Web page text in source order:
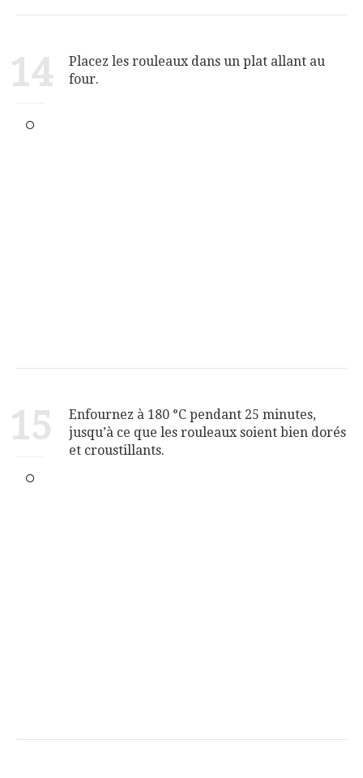
14
Placez les rouleaux dans un plat allant au
four.
15
Enfournez à 180 °C pendant 25 minutes,
jusqu’à ce que les rouleaux soient bien dorés
et croustillants.